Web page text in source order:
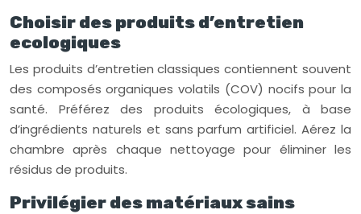
Choisir des produits d’entretien
ecologiques
Les produits d’entretien classiques contiennent souvent
des composés organiques volatils (COV) nocifs pour la
santé. Préférez des produits écologiques, à base
d’ingrédients naturels et sans parfum artificiel. Aérez la
chambre après chaque nettoyage pour éliminer les
résidus de produits.
Privilégier des matériaux sains